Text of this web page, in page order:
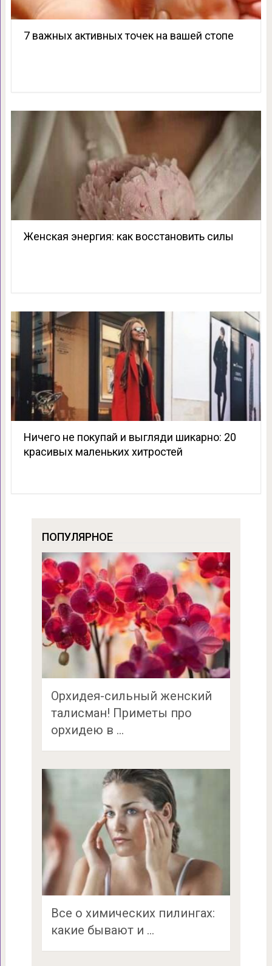
7 важных активных точек на вашей стопе
Женская энергия: как восстановить силы
Ничего не покупай и выгляди шикарно: 20
красивых маленьких хитростей
ПОПУЛЯРНОЕ
Орхидея-сильный женский
талисман! Приметы про
орхидею в …
Все о химических пилингах:
какие бывают и …